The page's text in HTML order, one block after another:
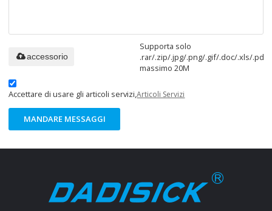
Supporta solo
.rar/.zip/.jpg/.png/.gif/.doc/.xls/.pdf,
massimo 20M
accessorio
Accettare di usare gli articoli servizi,Articoli Servizi
MANDARE MESSAGGI